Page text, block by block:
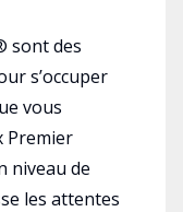
sont des
s’occuper
vous
Premier
niveau de
les attentes